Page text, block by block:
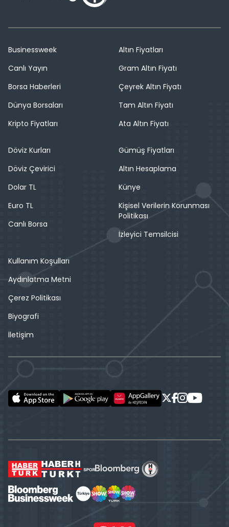
Businessweek
Canlı Yayın
Borsa Haberleri
Dünya Borsaları
Kripto Fiyatları
Altın Fiyatları
Gram Altın Fiyatı
Çeyrek Altın Fiyatı
Tam Altın Fiyatı
Ata Altın Fiyatı
Döviz Kurları
Döviz Çevirici
Dolar TL
Euro TL
Canlı Borsa
Gümüş Fiyatları
Altın Hesaplama
Künye
Kişisel Verilerin Korunması
Politikası
İzleyici Temsilcisi
Kullanım Koşulları
Aydınlatma Metni
Çerez Politikası
Biyografi
İletişim